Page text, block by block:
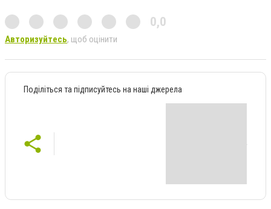
0,0
Авторизуйтесь, щоб оцінити
Поділіться та підписуйтесь на наші джерела